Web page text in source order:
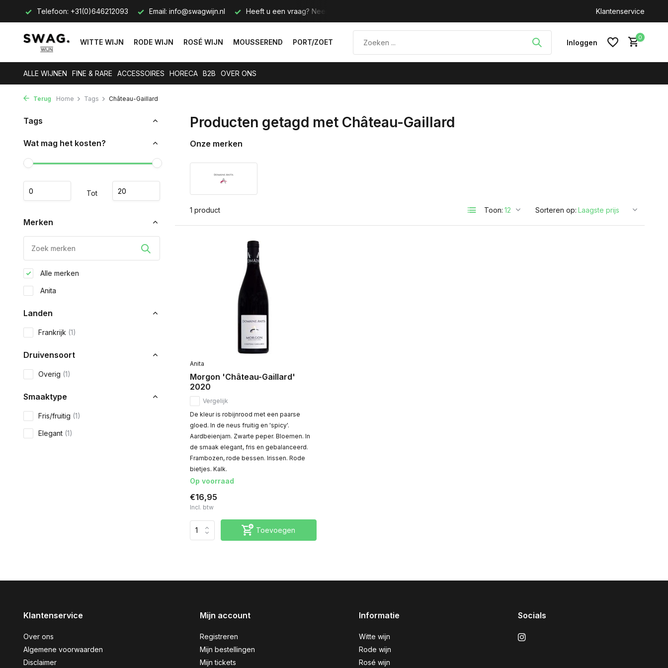
Telefoon: +31(0)646212093 Email: info@swagwijn.nl Heeft u een vraag? Neem contact met ons op. Klantenservice
WITTE WIJN RODE WIJN ROSÉ WIJN MOUSSEREND PORT/ZOET Inloggen
0
ALLE WIJNEN FINE & RARE ACCESSOIRES HORECA B2B OVER ONS
Terug Home Tags Château-Gaillard
Tags
Wat mag het kosten?
Tot
Merken
Alle merken
Anita
Landen
Frankrijk (1)
Druivensoort
Overig (1)
Smaaktype
Fris/fruitig (1)
Elegant (1)
Producten getagd met Château-Gaillard
Onze merken
1 product Toon: Sorteren op:
Anita
Morgon 'Château-Gaillard'
2020
Vergelijk
De kleur is robijnrood met een paarse
gloed. In de neus fruitig en 'spicy'.
Aardbeienjam. Zwarte peper. Bloemen. In
de smaak elegant, fris en gebalanceerd.
Frambozen, rode bessen. Irissen. Rode
bietjes. Kalk.
Op voorraad
€16,95
Incl. btw
Toevoegen
Klantenservice
Over ons
Algemene voorwaarden
Disclaimer
Mijn account
Registreren
Mijn bestellingen
Mijn tickets
Informatie
Witte wijn
Rode wijn
Rosé wijn
Socials